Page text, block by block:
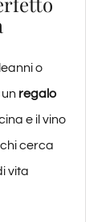
o
regalo
e il vino
cerca
vita